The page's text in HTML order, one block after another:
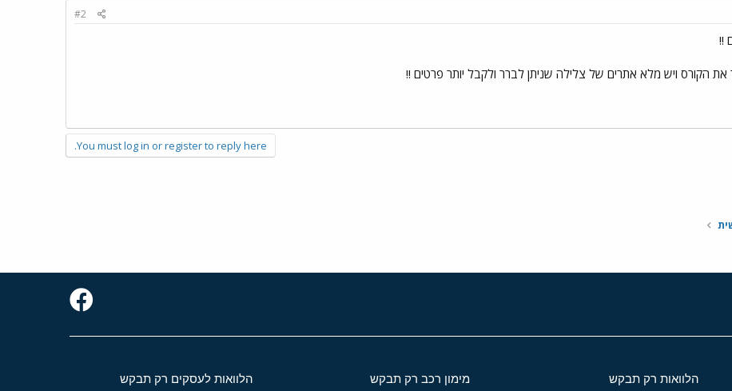
#2
!!
הקורס ויש מלא אתרים של צלילה שניתן לברר ולקבל יותר פרטים !!
You must log in or register to reply here.
הלוואות רק תבקש מימון רכב רק תבקש הלוואות לעסקים רק תבקש